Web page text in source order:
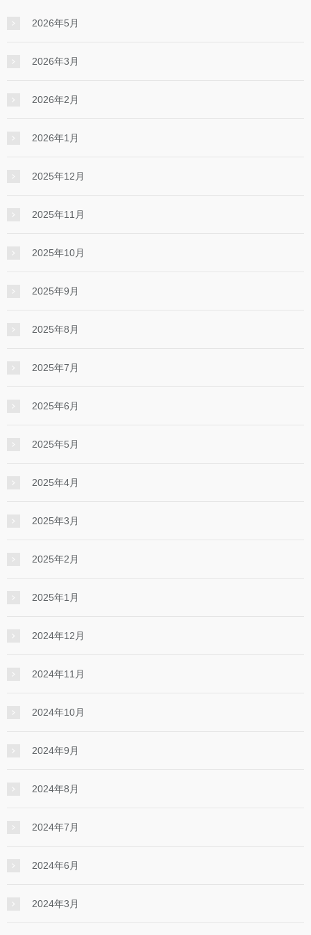
2026年5月
2026年3月
2026年2月
2026年1月
2025年12月
2025年11月
2025年10月
2025年9月
2025年8月
2025年7月
2025年6月
2025年5月
2025年4月
2025年3月
2025年2月
2025年1月
2024年12月
2024年11月
2024年10月
2024年9月
2024年8月
2024年7月
2024年6月
2024年3月